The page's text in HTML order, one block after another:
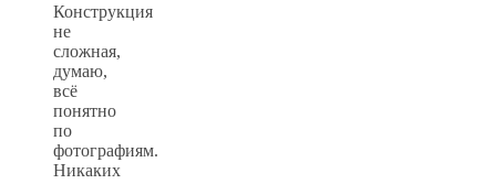
Конструкция
не
сложная,
думаю,
всё
понятно
по
фотографиям.
Никаких